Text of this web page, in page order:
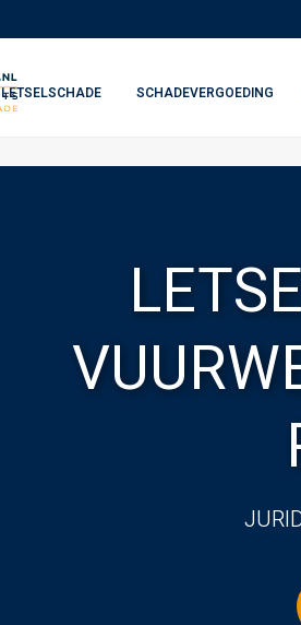
LETSELSCHADE SCHADEVERGOEDING